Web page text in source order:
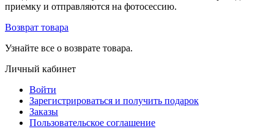
приемку и отправляются на фотосессию.
Возврат товара
Узнайте все о возврате товара.
Личный кабинет
Войти
Зарегистрироваться и получить подарок
Заказы
Пользовательское соглашение